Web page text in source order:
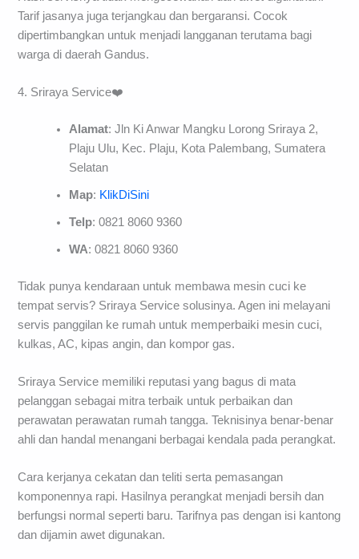
Tarif jasanya juga terjangkau dan bergaransi. Cocok
dipertimbangkan untuk menjadi langganan terutama bagi
warga di daerah Gandus.
4. Sriraya Service❤️
Alamat: Jln Ki Anwar Mangku Lorong Sriraya 2,
Plaju Ulu, Kec. Plaju, Kota Palembang, Sumatera
Selatan
Map: KlikDiSini
Telp: 0821 8060 9360
WA: 0821 8060 9360
Tidak punya kendaraan untuk membawa mesin cuci ke
tempat servis? Sriraya Service solusinya. Agen ini melayani
servis panggilan ke rumah untuk memperbaiki mesin cuci,
kulkas, AC, kipas angin, dan kompor gas.
Sriraya Service memiliki reputasi yang bagus di mata
pelanggan sebagai mitra terbaik untuk perbaikan dan
perawatan perawatan rumah tangga. Teknisinya benar-benar
ahli dan handal menangani berbagai kendala pada perangkat.
Cara kerjanya cekatan dan teliti serta pemasangan
komponennya rapi. Hasilnya perangkat menjadi bersih dan
berfungsi normal seperti baru. Tarifnya pas dengan isi kantong
dan dijamin awet digunakan.